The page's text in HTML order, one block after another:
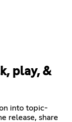
play, &
into topic-
release, share